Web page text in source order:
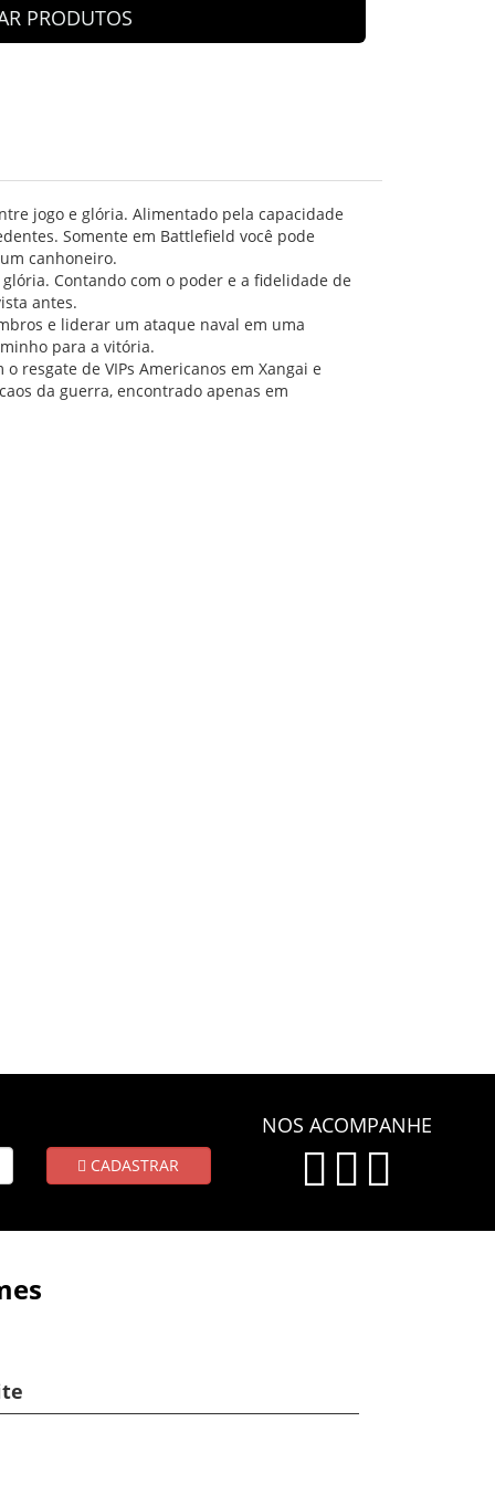
PRODUTOS
jogo e glória. Alimentado pela capacidade
Somente em Battlefield você pode
canhoneiro.
Contando com o poder e a fidelidade de
antes.
e liderar um ataque naval em uma
para a vitória.
resgate de VIPs Americanos em Xangai e
da guerra, encontrado apenas em
CADASTRAR
NOS ACOMPANHE